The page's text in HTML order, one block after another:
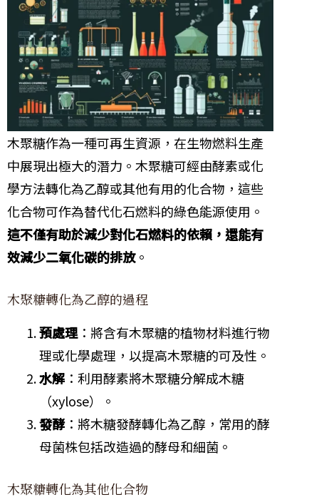
木聚糖作為一種可再生資源，在生物燃料生產
中展現出極大的潛力。木聚糖可經由酵素或化
學方法轉化為乙醇或其他有用的化合物，這些
化合物可作為替代化石燃料的綠色能源使用。
這不僅有助於減少對化石燃料的依賴，還能有
效減少二氧化碳的排放。
木聚糖轉化為乙醇的過程
預處理：將含有木聚糖的植物材料進行物
理或化學處理，以提高木聚糖的可及性。
水解 ：利用酵素將木聚糖分解成木糖
（xylose）。
發酵：將木糖發酵轉化為乙醇，常用的酵
母菌株包括改造過的酵母和細菌。
木聚糖轉化為其他化合物